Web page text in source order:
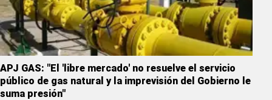
APJ GAS: "El 'libre mercado' no resuelve el servicio
público de gas natural y la imprevisión del Gobierno le
suma presión"